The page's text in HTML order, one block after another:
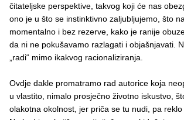
čitateljske perspektive, takvog koji će nas
ono je u što se instinktivno zaljubljujemo, što
momentalno i bez rezerve, kako je ranije
da ni ne pokušavamo razlagati i objašnjavati.
„radi“ mimo ikakvog racionaliziranja.
Ovdje dakle promatramo rad autorice koja
u vlastito, nimalo prosječno životno iskustvo,
olakotna okolnost, jer priča se tu nudi, pa reklo